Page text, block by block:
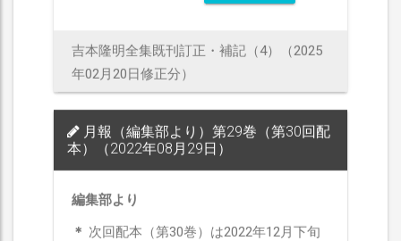
吉本隆明全集既刊訂正・補記（4）（2025
年02月20日修正分）
月報（編集部より）第29巻（第30回配
本）（2022年08月29日）
編集部より
＊ 次回配本（第30巻）は2022年12月下旬